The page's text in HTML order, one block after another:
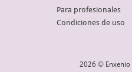
Para profesionales
Condiciones de uso
2026 © Enxenio